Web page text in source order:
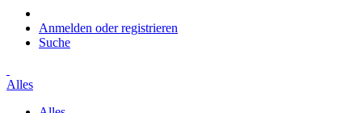
Anmelden oder registrieren
Suche
Alles